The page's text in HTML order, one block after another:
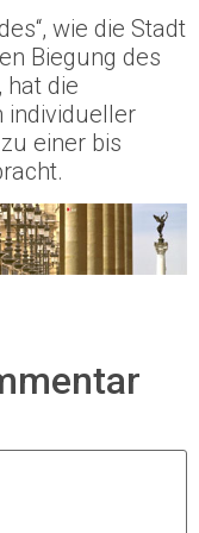
wie die Stadt
Biegung des
hat die
individueller
einer bis